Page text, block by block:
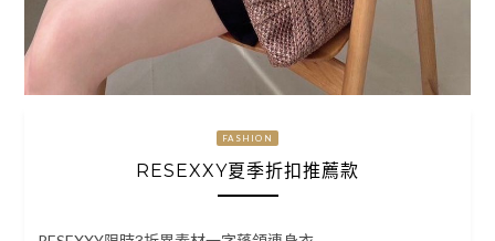
FASHION
RESEXXY夏季折扣推薦款